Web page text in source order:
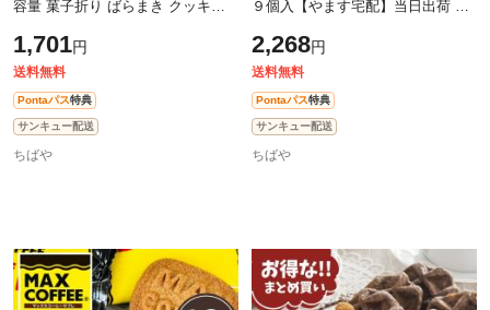
容量 菓子折り ばらまき クッキー
神戸トラッドクッキー 当日出荷
1,701円
送料無料
Pontaパス特典
サンキュー配送
ちばや
９個入【やます宅配】当日出荷 父
菓子 菓子折り 千葉県 房の駅 道の
駅
2,268円
送料無料
Pontaパス特典
サンキュー配送
ちばや